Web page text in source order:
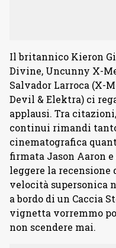
Il britannico Kieron
Divine, Uncunny X-
Salvador Larroca (X-
Devil & Elektra) ci
applausi. Tra
continui rimandi
cinematografica
firmata Jason Aaron
leggere la recensione
velocità supersonica
a bordo di un Caccia
vignetta vorremmo
non scendere mai.